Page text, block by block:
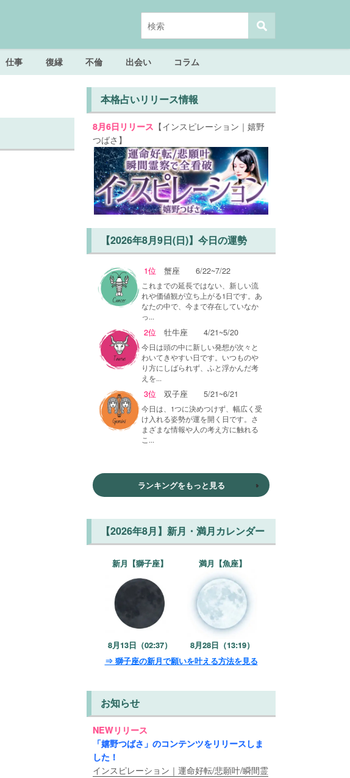
仕事 復縁 不倫 出会い コラム
本格占いリリース情報
8月6日リリース 【インスピレーション｜嬉野
つばさ】
【2026年8月9日(日)】今日の運勢
1位 蟹座 6/22~7/22
これまでの延長ではない、新しい流
れや価値観が立ち上がる1日です。あ
なたの中で、今まで存在していなか
っ...
2位 牡牛座 4/21~5/20
今日は頭の中に新しい発想が次々と
わいてきやすい日です。いつものや
り方にしばられず、ふと浮かんだ考
えを...
3位 双子座 5/21~6/21
今日は、1つに決めつけず、幅広く受
け入れる姿勢が運を開く日です。さ
まざまな情報や人の考え方に触れる
こ...
ランキングをもっと見る
【2026年8月】新月・満月カレンダー
新月【獅子座】
8月13日（02:37）
満月【魚座】
8月28日（13:19）
⇒ 獅子座の新月で願いを叶える方法を見る
お知らせ
NEWリリース
「嬉野つばさ」のコンテンツをリリースしま
した！
インスピレーション｜運命好転/悲願叶/瞬間霊